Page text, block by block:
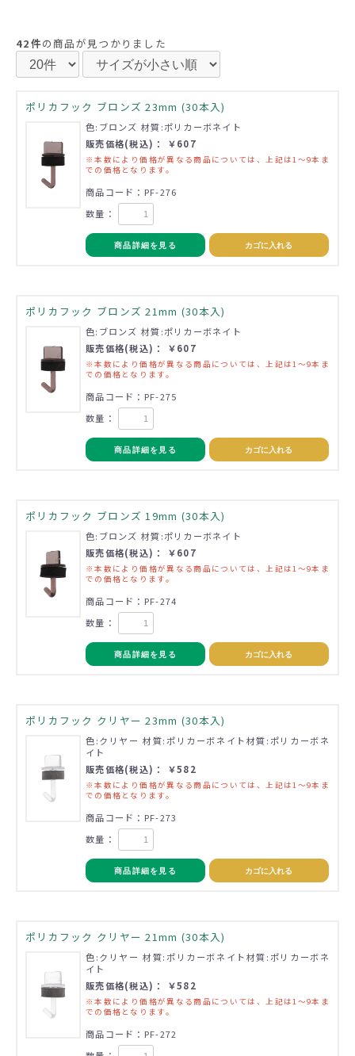
42件の商品が見つかりました
ポリカフック ブロンズ 23mm (30本入)
色:ブロンズ 材質:ポリカーボネイト
販売価格(税込)： ￥607
※本数により価格が異なる商品については、上記は1～9本ま
での価格となります。
商品コード：PF-276
数量：
商品詳細を見る カゴに入れる
ポリカフック ブロンズ 21mm (30本入)
色:ブロンズ 材質:ポリカーボネイト
販売価格(税込)： ￥607
※本数により価格が異なる商品については、上記は1～9本ま
での価格となります。
商品コード：PF-275
数量：
商品詳細を見る カゴに入れる
ポリカフック ブロンズ 19mm (30本入)
色:ブロンズ 材質:ポリカーボネイト
販売価格(税込)： ￥607
※本数により価格が異なる商品については、上記は1～9本ま
での価格となります。
商品コード：PF-274
数量：
商品詳細を見る カゴに入れる
ポリカフック クリヤー 23mm (30本入)
色:クリヤー 材質:ポリカーボネイト材質:ポリカーボネ
イト
販売価格(税込)： ￥582
※本数により価格が異なる商品については、上記は1～9本ま
での価格となります。
商品コード：PF-273
数量：
商品詳細を見る カゴに入れる
ポリカフック クリヤー 21mm (30本入)
色:クリヤー 材質:ポリカーボネイト材質:ポリカーボネ
イト
販売価格(税込)： ￥582
※本数により価格が異なる商品については、上記は1～9本ま
での価格となります。
商品コード：PF-272